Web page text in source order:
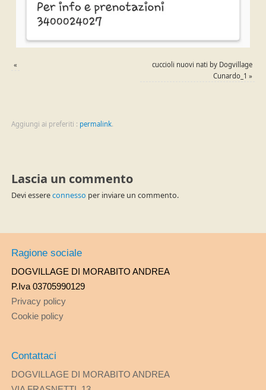
«
cuccioli nuovi nati by Dogvillage
Cunardo_1 »
Aggiungi ai preferiti : permalink.
Lascia un commento
Devi essereconnesso per inviare un commento.
Ragione sociale
DOGVILLAGE DI MORABITO ANDREA
P.Iva 03705990129
Privacy policy
Cookie policy
Contattaci
DOGVILLAGE DI MORABITO ANDREA